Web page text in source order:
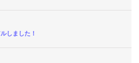
しました！